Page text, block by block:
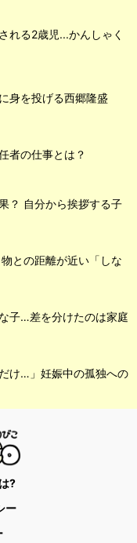
れる2歳児...かんしゃく
身を投げる西郷隆盛
者の仕事とは？
？ 自分から挨拶する子
との距離が近い「しな
子…差を分けたのは家庭
け…」妊娠中の孤独への
?
ー